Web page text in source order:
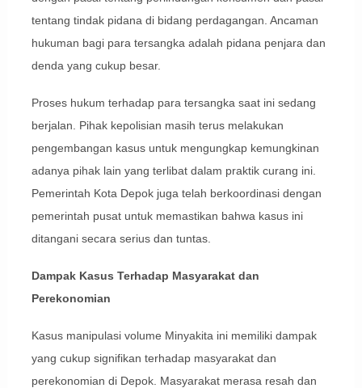
tentang tindak pidana di bidang perdagangan. Ancaman
hukuman bagi para tersangka adalah pidana penjara dan
denda yang cukup besar.
Proses hukum terhadap para tersangka saat ini sedang
berjalan. Pihak kepolisian masih terus melakukan
pengembangan kasus untuk mengungkap kemungkinan
adanya pihak lain yang terlibat dalam praktik curang ini.
Pemerintah Kota Depok juga telah berkoordinasi dengan
pemerintah pusat untuk memastikan bahwa kasus ini
ditangani secara serius dan tuntas.
Dampak Kasus Terhadap Masyarakat dan
Perekonomian
Kasus manipulasi volume Minyakita ini memiliki dampak
yang cukup signifikan terhadap masyarakat dan
perekonomian di Depok. Masyarakat merasa resah dan